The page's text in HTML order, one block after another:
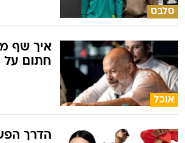
סלבס
אוכל
איך שף
חתום על
הדרך